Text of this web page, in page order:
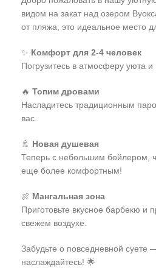
видом на закат над озером
от пляжа, это идеальное место
✨ Комфорт для 2-4 человек
Погрузитесь в атмосферу уюта и
🔥 Топим дровами
Насладитесь традиционным
вас.
🚿 Новая душевая
Теперь с небольшим бойлером,
еще более комфортным!
🍖 Мангальная зона
Приготовьте вкусное барбекю и
свежем воздухе.
Забудьте о повседневной суете
наслаждайтесь! 🌟